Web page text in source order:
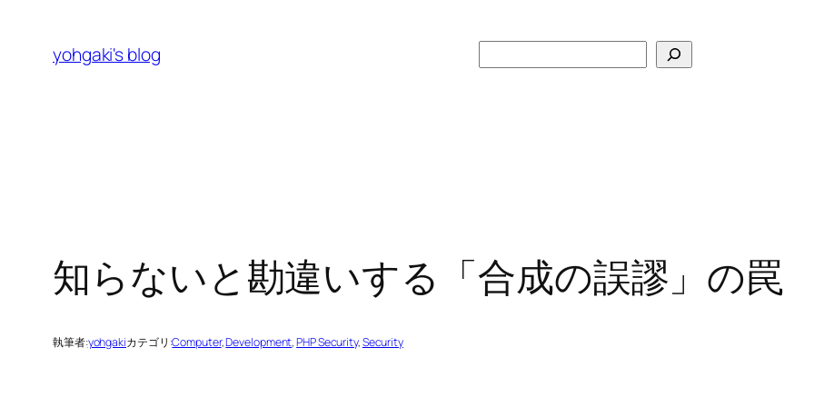
yohgaki's blog
索
知らないと勘違いする「合成の誤謬」の罠
執筆者:yohgakiカテゴリ:Computer, Development, PHP Security, Security